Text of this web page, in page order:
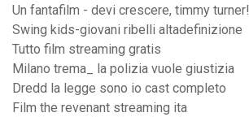
Un fantafilm - devi crescere, timmy turner!
Swing kids-giovani ribelli altadefinizione
Tutto film streaming gratis
Milano trema_ la polizia vuole giustizia
Dredd la legge sono io cast completo
Film the revenant streaming ita